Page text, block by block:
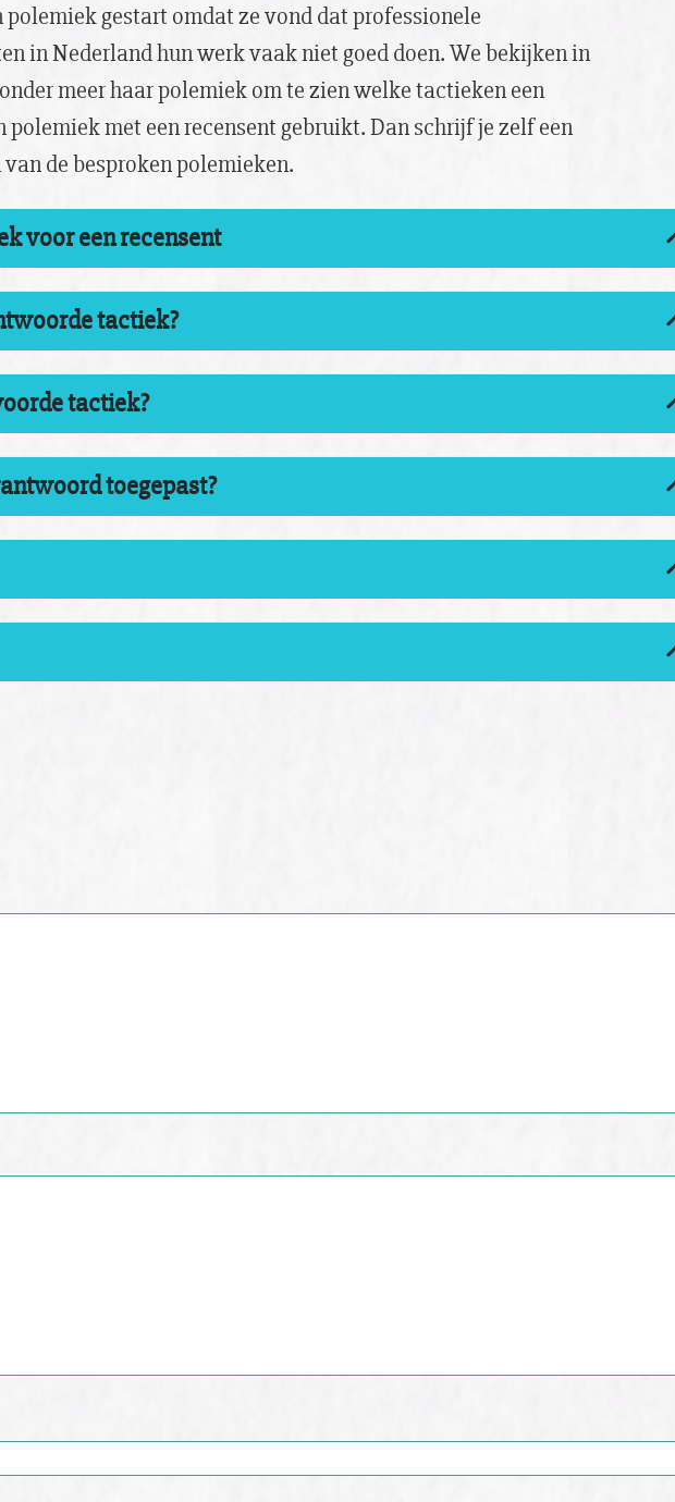
polemiek gestart omdat ze vond dat professionele
in Nederland hun werk vaak niet goed doen. We bekijken in
meer haar polemiek om te zien welke tactieken een
polemiek met een recensent gebruikt. Dan schrijf je zelf een
de besproken polemieken.
voor een recensent
tactiek?
tactiek?
toegepast?